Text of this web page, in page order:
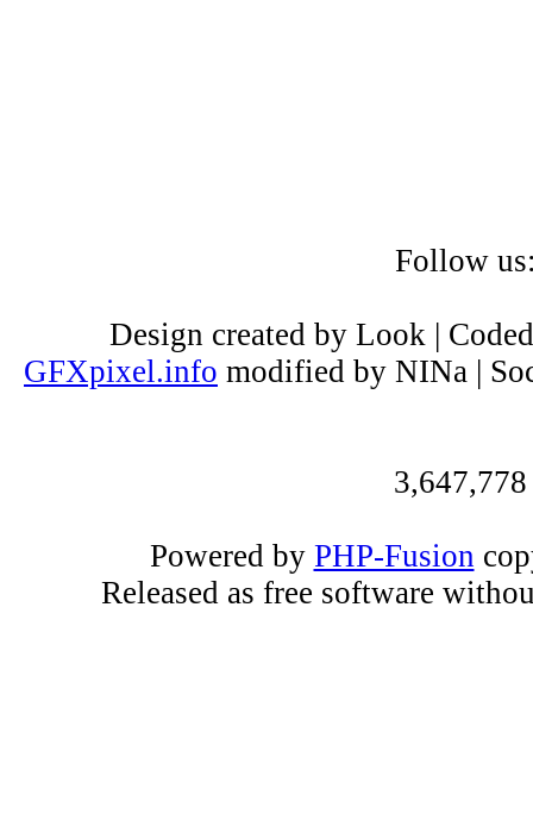
Follow
Design created by Look |
GFXpixel.info modified by NINa |
Powered by PHP-Fusion
Released as free software